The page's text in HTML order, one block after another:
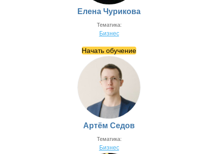
Елена Чурикова
Тематика:
Бизнес
Начать обучение
Артём Седов
Тематика:
Бизнес